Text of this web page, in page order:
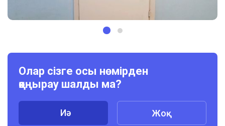
Олар сізге осы нөмірден
қоңырау шалды ма?
Иә Жоқ